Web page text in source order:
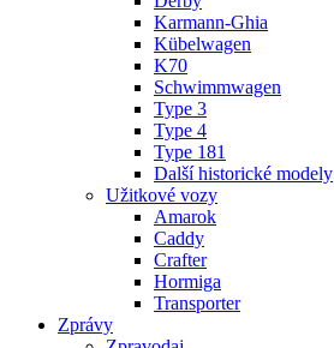
Karmann-Ghia
Kübelwagen
K70
Schwimmwagen
Type 3
Type 4
Type 181
Další historické modely
Užitkové vozy
Amarok
Caddy
Crafter
Hormiga
Transporter
Zprávy